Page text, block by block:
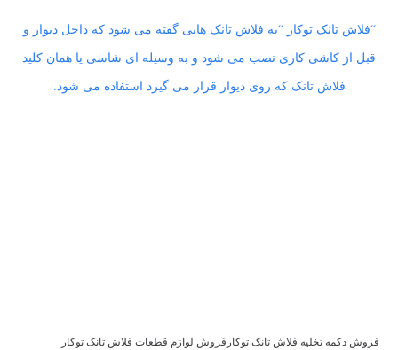
“فلاش تانک توکار “به فلاش تانک هایی گفته می شود که داخل دیوار و
قبل از کاشی کاری نصب می شود و به وسیله ای شاسی یا همان کلید
فلاش تانک که روی دیوار قرار می گیرد استفاده می شود.
فروش دکمه تخلیه فلاش تانک توکارفروش لوازم قطعات فلاش تانک توکار